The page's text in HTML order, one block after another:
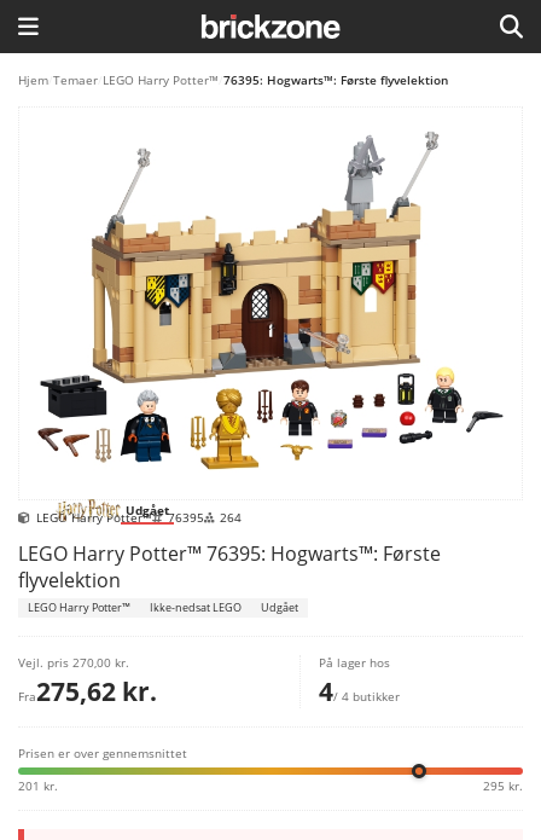
HJEM
LEGO FAVORITTER
Hjem Temaer LEGO Harry Potter™ 76395: Hogwarts™: Første flyvelektion
Udgået
LEGO Harry Potter™ 76395 264
LEGO Harry Potter™ 76395: Hogwarts™: Første
flyvelektion
LEGO Harry Potter™ Ikke-nedsat LEGO Udgået
Vejl. pris 270,00 kr.
Fra275,62 kr.
På lager hos
4/ 4 butikker
Prisen er over gennemsnittet
201 kr. 295 kr.